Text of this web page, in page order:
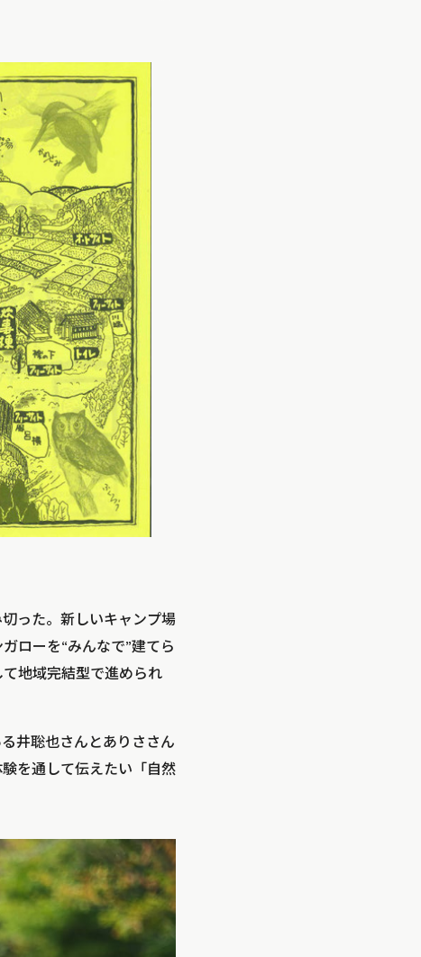
った。新しいキャンプ場
ローを“みんなで”建てら
地域完結型で進められ
井聡也さんとありささん
を通して伝えたい「自然